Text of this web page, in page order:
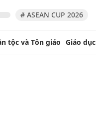
# ASEAN CUP 2026
tộc và Tôn giáo Giáo dục